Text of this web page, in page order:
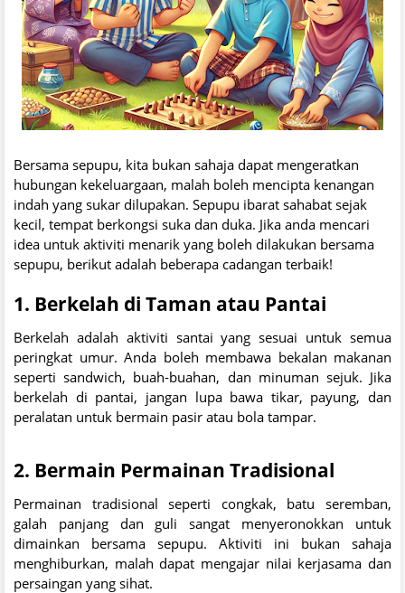
Bersama sepupu, kita bukan sahaja dapat mengeratkan
hubungan kekeluargaan, malah boleh mencipta kenangan
indah yang sukar dilupakan. Sepupu ibarat sahabat sejak
kecil, tempat berkongsi suka dan duka. Jika anda mencari
idea untuk aktiviti menarik yang boleh dilakukan bersama
sepupu, berikut adalah beberapa cadangan terbaik!
1. Berkelah di Taman atau Pantai
Berkelah adalah aktiviti santai yang sesuai untuk semua
peringkat umur. Anda boleh membawa bekalan makanan
seperti sandwich, buah-buahan, dan minuman sejuk. Jika
berkelah di pantai, jangan lupa bawa tikar, payung, dan
peralatan untuk bermain pasir atau bola tampar.
2. Bermain Permainan Tradisional
Permainan tradisional seperti congkak, batu seremban,
galah panjang dan guli sangat menyeronokkan untuk
dimainkan bersama sepupu. Aktiviti ini bukan sahaja
menghiburkan, malah dapat mengajar nilai kerjasama dan
persaingan yang sihat.